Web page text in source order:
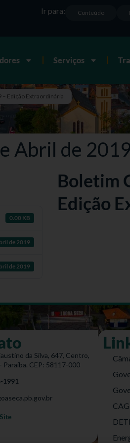
Conteúdo
Ir para:
Serviços
Edição Extraordinária
Abril de
0.00 KB
de 2019
de 2019
Boletim
Edição
da Silva, 647, Centro,
Paraíba. CEP: 58117-000
1991